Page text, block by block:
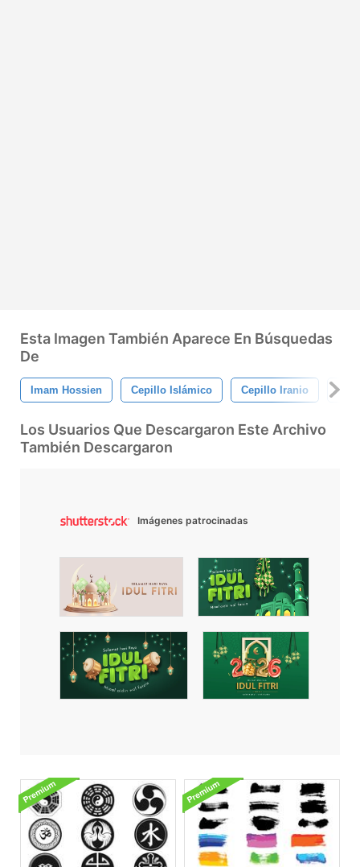
Esta Imagen También Aparece En Búsquedas
De
Imam Hossien Cepillo Islámico Cepillo Iranio
Los Usuarios Que Descargaron Este Archivo
También Descargaron
Imágenes patrocinadas